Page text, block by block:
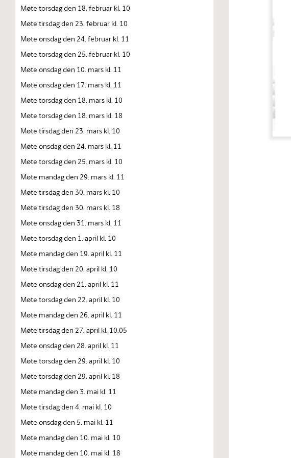
Møte torsdag den 18. februar kl. 10
Møte tirsdag den 23. februar kl. 10
Møte onsdag den 24. februar kl. 11
Møte torsdag den 25. februar kl. 10
Møte onsdag den 10. mars kl. 11
Møte onsdag den 17. mars kl. 11
Møte torsdag den 18. mars kl. 10
Møte torsdag den 18. mars kl. 18
Møte tirsdag den 23. mars kl. 10
Møte onsdag den 24. mars kl. 11
Møte torsdag den 25. mars kl. 10
Møte mandag den 29. mars kl. 11
Møte tirsdag den 30. mars kl. 10
Møte tirsdag den 30. mars kl. 18
Møte onsdag den 31. mars kl. 11
Møte torsdag den 1. april kl. 10
Møte mandag den 19. april kl. 11
Møte tirsdag den 20. april kl. 10
Møte onsdag den 21. april kl. 11
Møte torsdag den 22. april kl. 10
Møte mandag den 26. april kl. 11
Møte tirsdag den 27. april kl. 10.05
Møte onsdag den 28. april kl. 11
Møte torsdag den 29. april kl. 10
Møte torsdag den 29. april kl. 18
Møte mandag den 3. mai kl. 11
Møte tirsdag den 4. mai kl. 10
Møte onsdag den 5. mai kl. 11
Møte mandag den 10. mai kl. 10
Møte mandag den 10. mai kl. 18